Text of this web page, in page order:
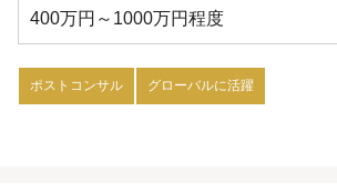
400万円～1000万円程度
ポストコンサル グローバルに活躍